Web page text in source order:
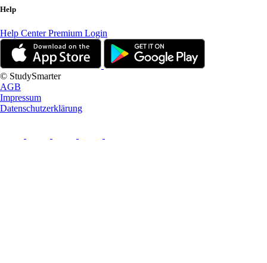
Help
Help CenterPremium Login
© StudySmarter
AGB
Impressum
Datenschutzerklärung